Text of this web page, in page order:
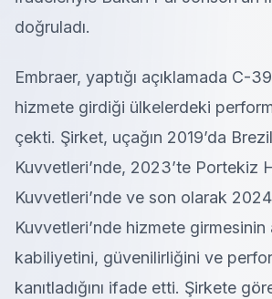
doğruladı.
Embraer, yaptığı açıklamada C-
hizmete girdiği ülkelerdeki
çekti. Şirket, uçağın 2019’da
Kuvvetleri’nde, 2023’te Portekiz
Kuvvetleri’nde ve son olarak
Kuvvetleri’nde hizmete girmesinin
kabiliyetini, güvenilirliğini ve
kanıtladığını ifade etti. Şirkete